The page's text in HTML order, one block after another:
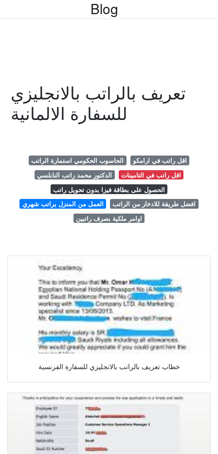
Blog
تعريف بالراتب بالانجليزي
للسفارة الالمانية
الحاسوب الحكومي استمارة الراتب
اقل راتب في ارامكو
الدكتور محمد راتب النابلسي
اقل راتب في التامينات
الحصول على بطاقة فيزا بدون تحويل راتب
العمل من المنزل براتب شهري
افضل طريقة للادخار من الراتب
اوامر ملكية بصرف راتبين
خطاب تعريف بالراتب بالانجليزي للسفارة الفرنسية